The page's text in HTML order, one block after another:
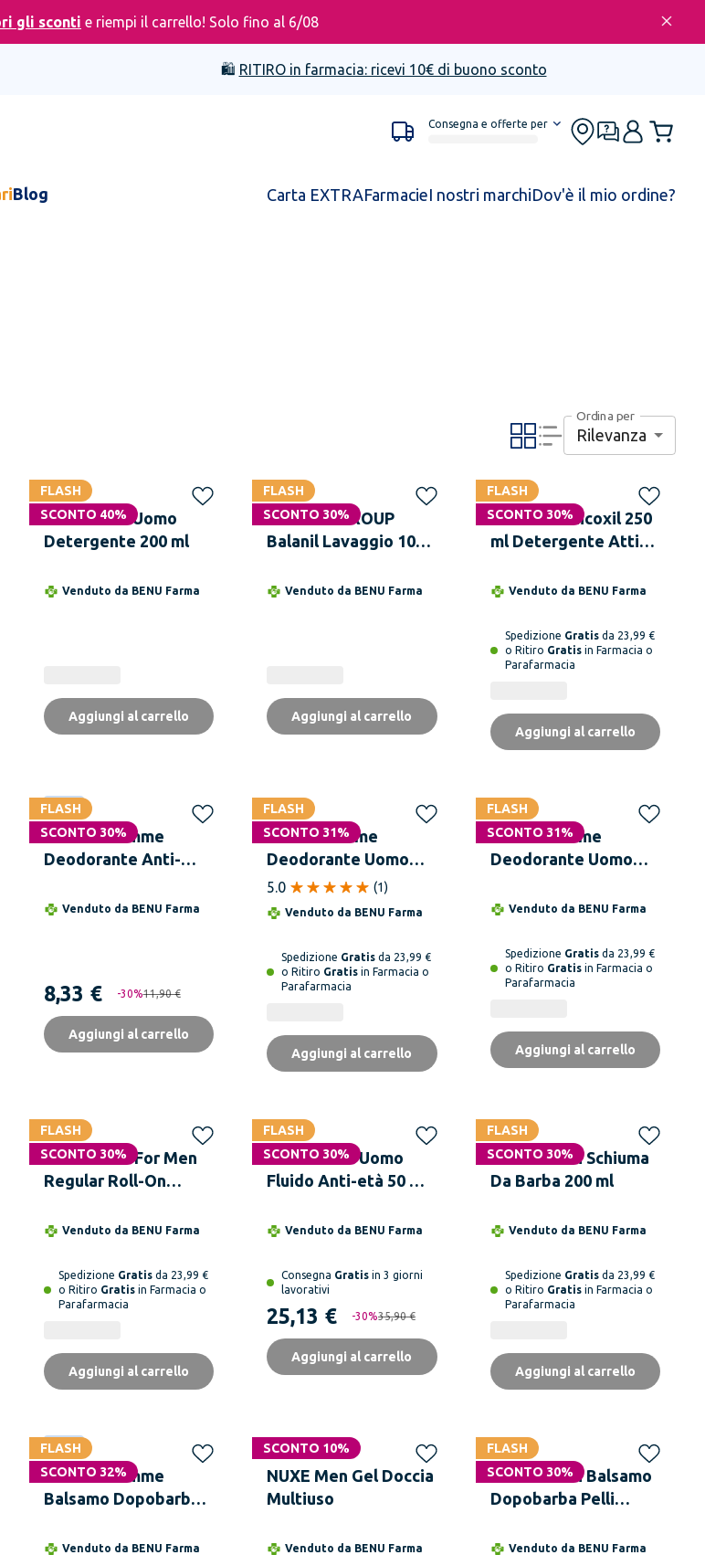
gli sconti e riempi il carrello! Solo fino al 6/08
🛍️ RITIRO in farmacia: ricevi 10€ di buono sconto
Consegna e offerte per
Blog Carta EXTRAFarmacieI nostri marchiDov'è il mio ordine?
Ordina per
Rilevanza
FLASH
SCONTO 40%
SAUGELLA Uomo
Detergente 200 ml
Venduto da BENU Farma
Aggiungi al carrello
FLASH
SCONTO 30%
EPITECH GROUP
Balanil Lavaggio 100
Venduto da BENU Farma
Aggiungi al carrello
FLASH
SCONTO 30%
GALENIA Micoxil 250
ml Detergente Attivo
Antimicrobico
Venduto da BENU Farma
Spedizione Gratisda 23,99 €
o Ritiro Gratisin Farmacia o
Parafarmacia
Aggiungi al carrello
FLASH
SCONTO 30%
Novità
LIERAC Homme
Deodorante Anti-
Anti-traccia 50 ml
Venduto da BENU Farma
8,33 € -30%11,90 €
Aggiungi al carrello
FLASH
SCONTO 31%
VICHY Homme
Deodorante Uomo
Roll On Anti-
Traspirante 72H 50 ml
5.0 (1)
Venduto da BENU Farma
Spedizione Gratis da 23,99 €
o Ritiro Gratis in Farmacia o
Parafarmacia
Aggiungi al carrello
FLASH
SCONTO 31%
VICHY Homme
Deodorante Uomo
Sensibile 48H 50 ml
Venduto da BENU Farma
Spedizione Gratisda 23,99 €
o Ritiro Gratisin Farmacia o
Parafarmacia
Aggiungi al carrello
FLASH
SCONTO 30%
PERSPIREX For Men
Regular Roll-On
Venduto da BENU Farma
Spedizione Gratisda 23,99 €
o Ritiro Gratisin Farmacia o
Parafarmacia
Aggiungi al carrello
FLASH
SCONTO 30%
LIERAC Set Uomo
Fluido Anti-età 50 ml
Venduto da BENU Farma
Consegna Gratis in 3 giorni
lavorativi
25,13 € -30%35,90 €
Aggiungi al carrello
FLASH
SCONTO 30%
AVENE Men Schiuma
Da Barba 200 ml
Venduto da BENU Farma
Spedizione Gratisda 23,99 €
o Ritiro Gratisin Farmacia o
Parafarmacia
Aggiungi al carrello
FLASH
SCONTO 32%
Novità
LIERAC Homme
Balsamo Dopobarba
Idratante Lenitivo 75
Venduto da BENU Farma
SCONTO 10%
NUXE Men Gel Doccia
Multiuso
Venduto da BENU Farma
FLASH
SCONTO 30%
AVENE Men Balsamo
Dopobarba Pelli
ml Venduto da BENU Farma